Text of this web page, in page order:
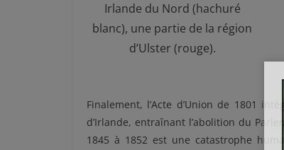
Irlande du Nord (hachuré
blanc), une partie de la région
d’Ulster (rouge).
Finalement, l’Acte d’Union de 1801
d’Irlande, entraînant l’abolition du
1845 à 1852 est une catastrophe